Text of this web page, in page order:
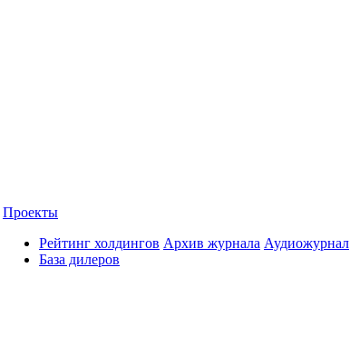
Проекты
Рейтинг холдингов
База дилеров
Архив журнала Аудиожурнал